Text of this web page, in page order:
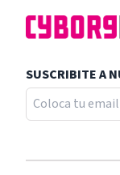
SUSCRIBITE A